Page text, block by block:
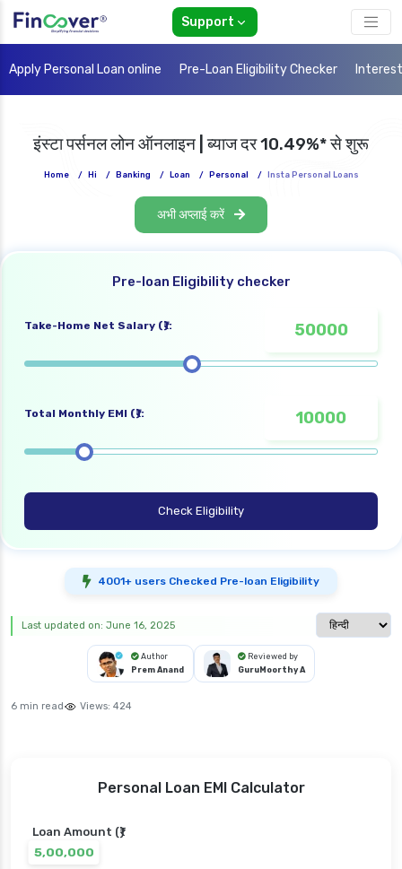
Support
Apply Personal Loan online Pre-Loan Eligibility Checker
इंस्टा पर्सनल लोन ऑनलाइन | ब्याज दर 10.49%* से शुरू
Home / Hi / Banking / Loan / Personal / Insta Personal Loans
अभी अप्लाई करें
Pre-loan Eligibility checker
Take-Home Net Salary (₹):
Total Monthly EMI (₹):
Check Eligibility
4001+ users Checked Pre-loan Eligibility
Select
Last updated on: June 16, 2025
Author
Prem Anand
Reviewed by
GuruMoorthy A
6 min read Views: 424
Personal Loan EMI Calculator
Loan Amount (₹)
5,00,000